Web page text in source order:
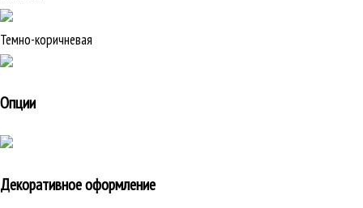
Темно-коричневая
Опции
Декоративное оформление